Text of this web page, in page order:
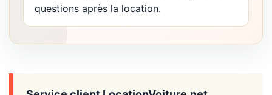
questions après la location.